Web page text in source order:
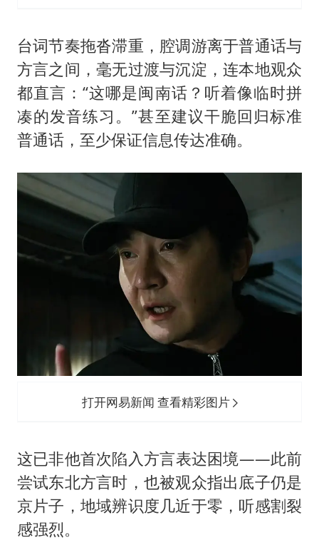
台词节奏拖沓滞重，腔调游离于普通话与
方言之间，毫无过渡与沉淀，连本地观众
都直言：“这哪是闽南话？听着像临时拼
凑的发音练习。”甚至建议干脆回归标准
普通话，至少保证信息传达准确。
打开网易新闻 查看精彩图片
这已非他首次陷入方言表达困境——此前
尝试东北方言时，也被观众指出底子仍是
京片子，地域辨识度几近于零，听感割裂
感强烈。